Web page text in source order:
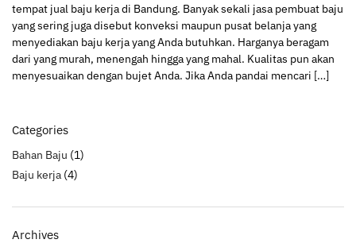
tempat jual baju kerja di Bandung. Banyak sekali jasa pembuat baju
yang sering juga disebut konveksi maupun pusat belanja yang
menyediakan baju kerja yang Anda butuhkan. Harganya beragam
dari yang murah, menengah hingga yang mahal. Kualitas pun akan
menyesuaikan dengan bujet Anda. Jika Anda pandai mencari […]
Categories
Bahan Baju (1)
Baju kerja (4)
Archives